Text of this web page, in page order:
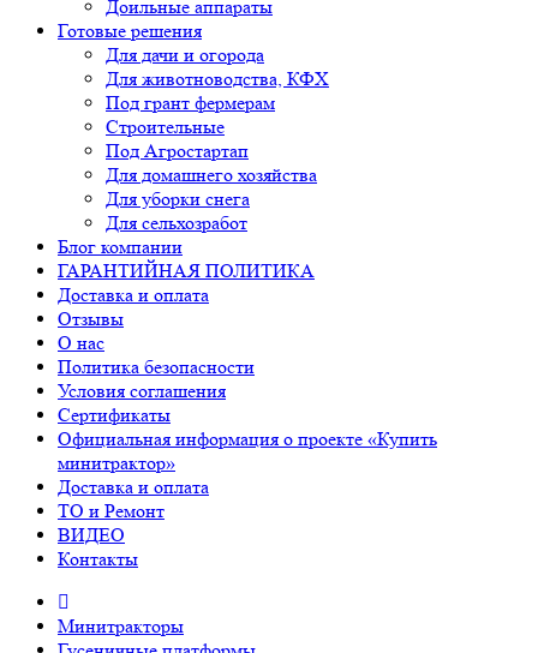
Доильные аппараты
Готовые решения
Для дачи и огорода
Для животноводства, КФХ
Под грант фермерам
Строительные
Под Агростартап
Для домашнего хозяйства
Для уборки снега
Для сельхозработ
Блог компании
ГАРАНТИЙНАЯ ПОЛИТИКА
Доставка и оплата
Отзывы
О нас
Политика безопасности
Условия соглашения
Сертификаты
Официальная информация о проекте «Купить
минитрактор»
Доставка и оплата
ТО и Ремонт
ВИДЕО
Контакты
Минитракторы